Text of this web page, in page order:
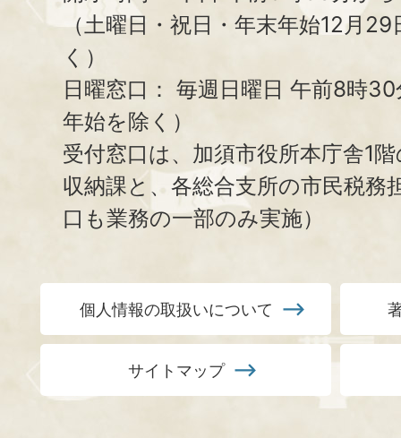
（土曜日・祝日・年末年始12月
く）
日曜窓口： 毎週日曜日 午前8時
年始を除く）
受付窓口は、加須市役所本庁舎1
収納課と、 各総合支所の市民税務
口も業務の一部のみ実施）
個人情報の取扱いについて
サイトマップ